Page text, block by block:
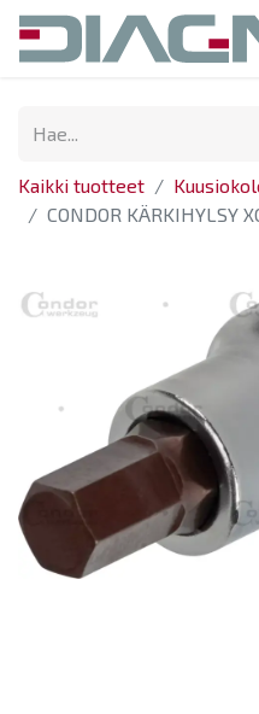
Kaikki tuotteet
CONDOR KÄRKIHYLSY